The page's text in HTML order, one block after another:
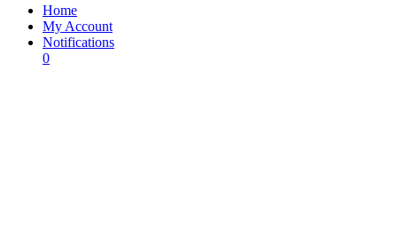
Home
My Account
Notifications
0